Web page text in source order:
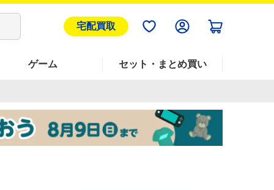
宅配買取
ゲーム セット・まとめ買い